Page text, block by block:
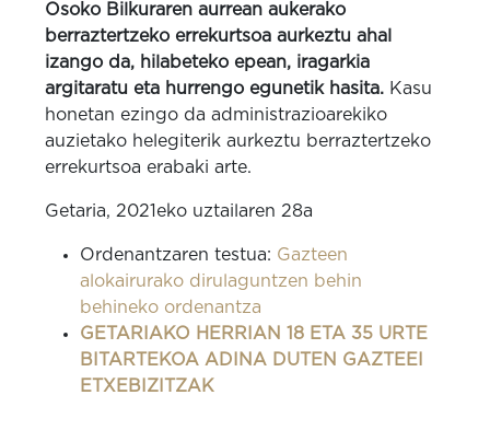
Osoko Bilkuraren aurrean aukerako
berraztertzeko errekurtsoa aurkeztu ahal
izango da, hilabeteko epean, iragarkia
argitaratu eta hurrengo egunetik hasita. Kasu
honetan ezingo da administrazioarekiko
auzietako helegiterik aurkeztu berraztertzeko
errekurtsoa erabaki arte.
Getaria, 2021eko uztailaren 28a
Ordenantzaren testua: Gazteen
alokairurako dirulaguntzen behin
behineko ordenantza
GETARIAKO HERRIAN 18 ETA 35 URTE
BITARTEKOA ADINA DUTEN GAZTEEI
ETXEBIZITZAK